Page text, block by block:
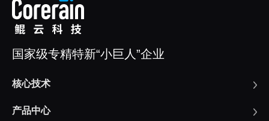
国家级专精特新“小巨人”企业
核心技术
产品中心